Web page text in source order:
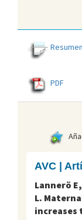
Resumen
PDF
AVC |
Lannerö
L.
increases